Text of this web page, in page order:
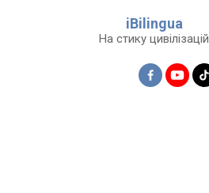
iBilingua
На стику цивілізацій